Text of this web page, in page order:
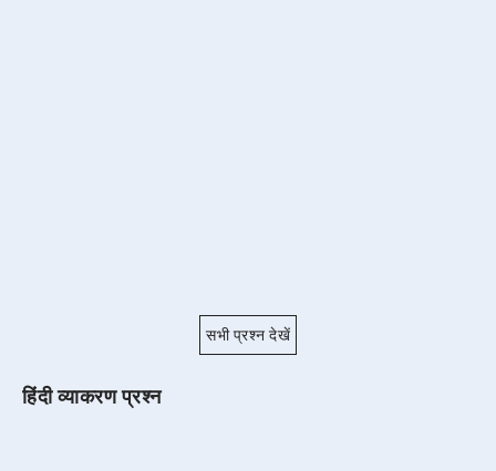
सभी प्रश्न देखें
हिंदी व्याकरण प्रश्न